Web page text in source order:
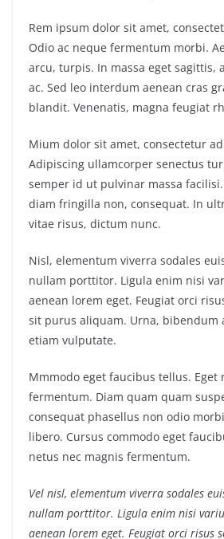
Rem ipsum dolor sit amet,
Odio ac neque fermentum morbi.
arcu, turpis. In massa eget sagittis,
ac. Sed leo interdum aenean cras
blandit. Venenatis, magna feugiat
Mium dolor sit amet, consectetur
Adipiscing ullamcorper senectus
semper id ut pulvinar massa
diam fringilla non, consequat. In
vitae risus, dictum nunc.
Nisl, elementum viverra sodales
nullam porttitor. Ligula enim nisi
aenean lorem eget. Feugiat orci
sit purus aliquam. Urna, bibendum
etiam vulputate.
Mmmodo eget faucibus tellus. Eget
fermentum. Diam quam quam
consequat phasellus non odio
libero. Cursus commodo eget
netus nec magnis fermentum.
Vel nisl, elementum viverra sodales
nullam porttitor. Ligula enim nisi
aenean lorem eget. Feugiat orci risus